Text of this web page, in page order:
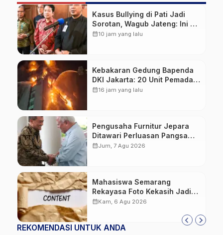
Kasus Bullying di Pati Jadi
Sorotan, Wagub Jateng: Ini PR
Bersama
calendar_month10 jam yang lalu
Kebakaran Gedung Bapenda
DKI Jakarta: 20 Unit Pemadam
dan 3 Bronto Skylift
calendar_month16 jam yang lalu
Pengusaha Furnitur Jepara
Ditawari Perluasan Pangsa
Pasar Hingga ke IKN
calendar_monthJum, 7 Agu 2026
Mahasiswa Semarang
Rekayasa Foto Kekasih Jadi
Konten Cabul karena Sakit
calendar_monthKam, 6 Agu 2026
REKOMENDASI UNTUK ANDA